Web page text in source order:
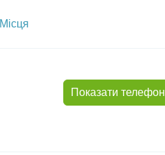
Місця
Показати телефон